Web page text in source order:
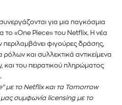
για μια παγκόσμια
το «One Piece» του Netflix. Η νέα
περιλαμβάνει φιγούρες δράσης,
ρόλων και συλλεκτικά αντικείμενα
του πειρατικού πληρώματος
με το Netflix και τα Tomorrow
συμφωνία licensing με το